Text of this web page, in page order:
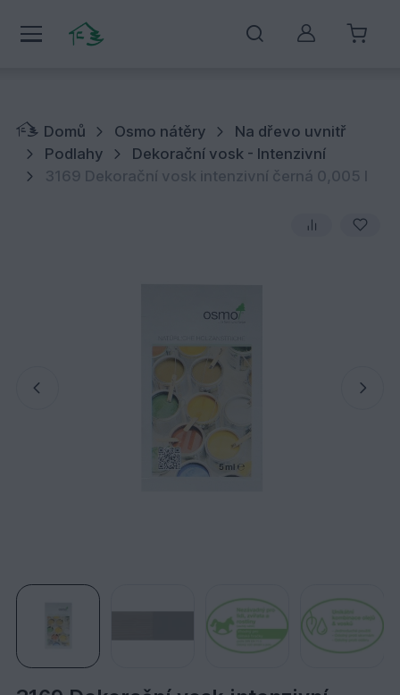
Můj účet
Domů Osmo nátěry
Na dřevo uvnitř
Podlahy
Dekorační vosk - Intenzivní
3169 Dekorační vosk intenzivní černá 0,005 l